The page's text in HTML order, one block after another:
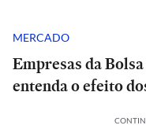
MERCADO
Empresas da
entenda o efeito